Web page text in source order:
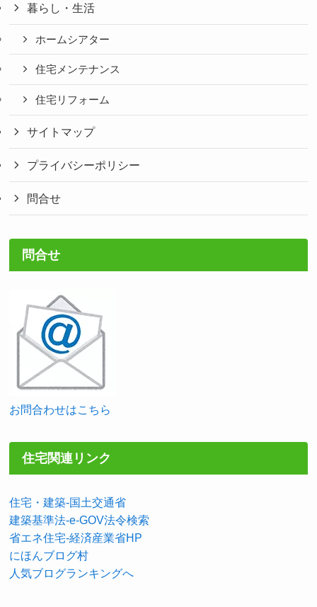
暮らし・生活
ホームシアター
住宅メンテナンス
住宅リフォーム
サイトマップ
プライバシーポリシー
問合せ
問合せ
お問合わせはこちら
住宅関連リンク
住宅・建築-国土交通省
建築基準法-e-GOV法令検索
省エネ住宅-経済産業省HP
にほんブログ村
人気ブログランキングへ